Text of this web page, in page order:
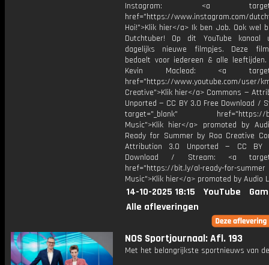
Instagram: <a
href="https://www.instagram.com/
Hoi!">Klik hier</a> Ik ben Job. Ook wel
Dutchtuber! Op dit YouTube kanaal
dagelijks nieuwe filmpjes. Deze
bedoelt voor iedereen & alle
Kevin Macleod: <a
href="https://www.youtube.com/user/
Creative">Klik hier</a> Commons —
Unported — CC BY 3.0 Free Download /
target="_blank" href="https://
Music">Klik hier</a> promoted by
Ready for Summer by Roa Creative
Attribution 3.0 Unported — CC BY
Download / Stream: <a
href="https://bit.ly/al-ready-for-summer
Music">Klik hier</a> promoted by Audio
14-10-2025 18:15 YouTube
Alle afleveringen
NOS Sportjournaal: Afl. 193
Met het belangrijkste sportnieuws van